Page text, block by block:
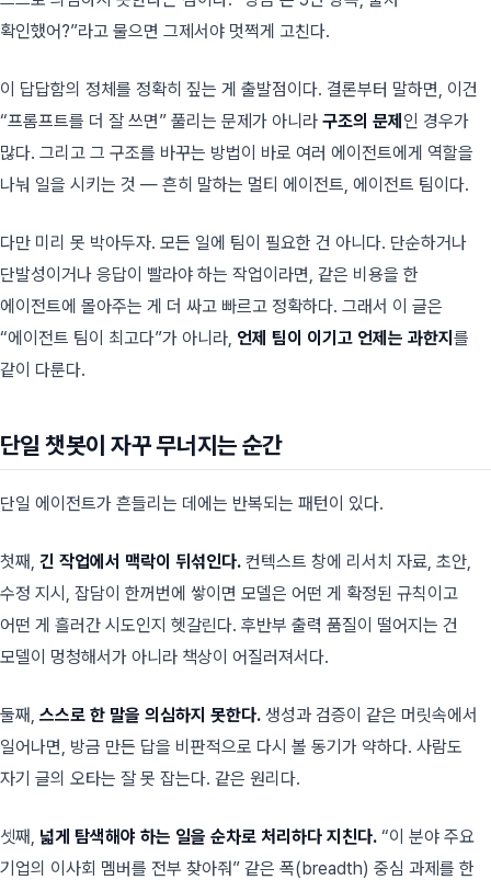
확인했어?”라고 물으면 그제서야 멋쩍게 고친다.
이 답답함의 정체를 정확히 짚는 게 출발점이다. 결론부터 말하면, 이건
“프롬프트를 더 잘 쓰면” 풀리는 문제가 아니라 구조의 문제 인 경우가
많다. 그리고 그 구조를 바꾸는 방법이 바로 여러 에이전트에게 역할을
나눠 일을 시키는 것 — 흔히 말하는 멀티 에이전트, 에이전트 팀이다.
다만 미리 못 박아두자. 모든 일에 팀이 필요한 건 아니다. 단순하거나
단발성이거나 응답이 빨라야 하는 작업이라면, 같은 비용을 한
에이전트에 몰아주는 게 더 싸고 빠르고 정확하다. 그래서 이 글은
“에이전트 팀이 최고다”가 아니라, 언제 팀이 이기고 언제는 과한지 를
같이 다룬다.
단일 챗봇이 자꾸 무너지는 순간
단일 에이전트가 흔들리는 데에는 반복되는 패턴이 있다.
첫째, 긴 작업에서 맥락이 뒤섞인다. 컨텍스트 창에 리서치 자료, 초안,
수정 지시, 잡담이 한꺼번에 쌓이면 모델은 어떤 게 확정된 규칙이고
어떤 게 흘러간 시도인지 헷갈린다. 후반부 출력 품질이 떨어지는 건
모델이 멍청해서가 아니라 책상이 어질러져서다.
둘째, 스스로 한 말을 의심하지 못한다. 생성과 검증이 같은 머릿속에서
일어나면, 방금 만든 답을 비판적으로 다시 볼 동기가 약하다. 사람도
자기 글의 오타는 잘 못 잡는다. 같은 원리다.
셋째, 넓게 탐색해야 하는 일을 순차로 처리하다 지친다. “이 분야 주요
기업의 이사회 멤버를 전부 찾아줘” 같은 폭(breadth) 중심 과제를 한